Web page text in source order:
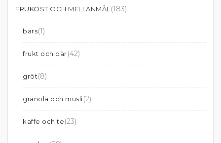
FRUKOST OCH MELLANMÅL (183)
bars(1)
frukt och bär(42)
gröt(8)
granola och musli(2)
kaffe och te(23)